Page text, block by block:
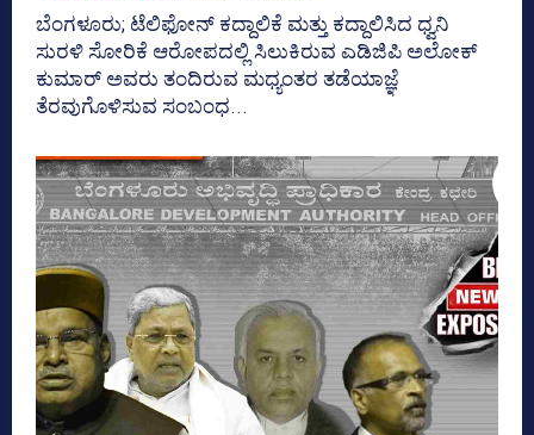
ಬೆಂಗಳೂರು; ಟೆಲಿಫೋನ್‌ ಕದ್ದಾಲಿಕೆ ಮತ್ತು ಕದ್ದಾಲಿಸಿದ ಧ್ವನಿ
ಸುರಳಿ ಸೋರಿಕೆ ಆರೋಪದಲ್ಲಿ ಸಿಲುಕಿರುವ ಎಡಿಜಿಪಿ ಅಲೋಕ್‌
ಕುಮಾರ್ ಅವರು ತಂದಿರುವ ಮಧ್ಯಂತರ ತಡೆಯಾಜ್ಞೆ
ತೆರವುಗೊಳಿಸುವ ಸಂಬಂಧ...